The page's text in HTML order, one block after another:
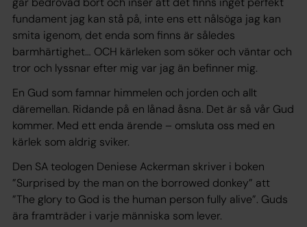
fundament jag kan stå på, inte ens ett nålsöga jag kan
smita igenom, det enda som finns är således
barmhärtighet… OCH kärleken som söker och väntar och
tror och lyssnar efter mig var jag än befinner mig.
En Gud som famnar himmelen och jorden och allt
däremellan. Ridande på en lånad åsna. Det är så vår Gud
kommer. Med ett enda ärende – omsluta oss med en
kärlek som aldrig sviker.
Den SA teologen Deniese Ackerman skriver i boken
”Surprised by the man on the borrowed donkey” att
”The glory to God is the human person fully alive”. Guds
ära framträder i varje människa som lever.